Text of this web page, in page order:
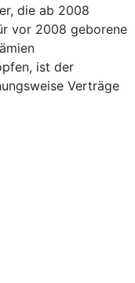
die ab 2008
vor 2008 geborene
ist der
Verträge